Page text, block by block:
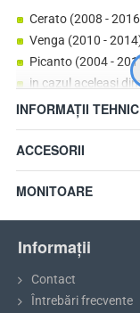
Cerato (2008 -
Venga (2010 -
Picanto (2004 -
in cazul aceleasi
INFORMAȚII
ACCESORII
MONITOARE
Informații
Contact
Întrebări frecvente